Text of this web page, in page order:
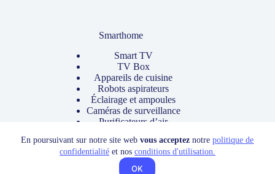
En poursuivant sur notre site webvous acceptez notrepolitique de
confidentialitéet nos conditions d'utilisation.
OK
Smarthome
Smart TV
TV Box
Appareils de cuisine
Robots aspirateurs
Éclairage et ampoules
Caméras de surveillance
Purificateurs d’air
Copyright © Designed bySilent Humans Inc.